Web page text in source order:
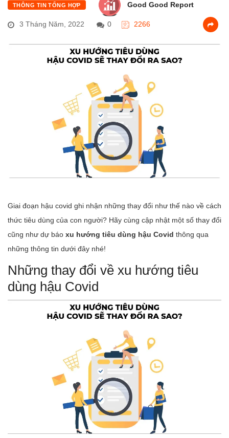
THÔNG TIN TỔNG HỢP Good Good Report
3 Tháng Năm, 2022 0 2266
Giai đoạn hậu covid ghi nhận những thay đổi như thế nào về cách
thức tiêu dùng của con người? Hãy cùng cập nhật một số thay đổi
cũng như dự báo xu hướng tiêu dùng hậu Covid thông qua
những thông tin dưới đây nhé!
Những thay đổi về xu hướng tiêu
dùng hậu Covid